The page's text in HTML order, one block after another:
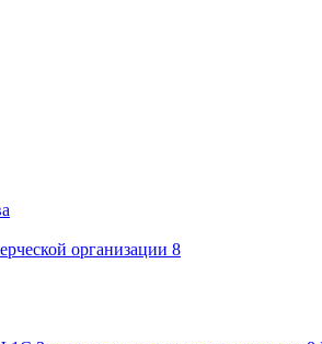
организации 8